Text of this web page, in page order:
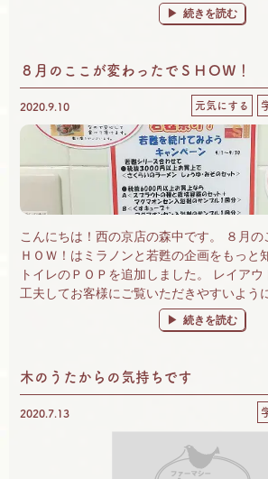
“ここが変わった
続きを読む
８月のここが変わったでＳＨＯＷ！
2020.9.10 元気にする
こんにちは！西の京店の森中です。 ８月の
ＨＯＷ！はミラノンと若甦の企画をもっと
トイレのＰＯＰを追加しました。 レイア
工夫してお客様にご覧いただきやすいよう
“８月のここが変
続きを読む
木のうたからの気持ちです
2020.7.13